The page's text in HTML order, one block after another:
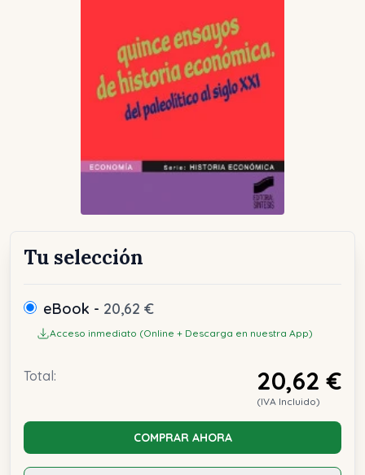
Tu selección
eBook - 20,62 €
Acceso inmediato (Online + Descarga en nuestra App)
Total: 20,62 €
(IVA Incluido)
COMPRAR AHORA